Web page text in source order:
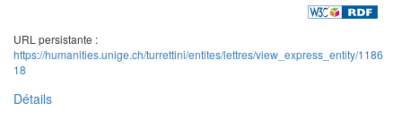
URL persistante :
https://humanities.unige.ch/turrettini/entites/lettres/view_express_entity/1186
18
Détails